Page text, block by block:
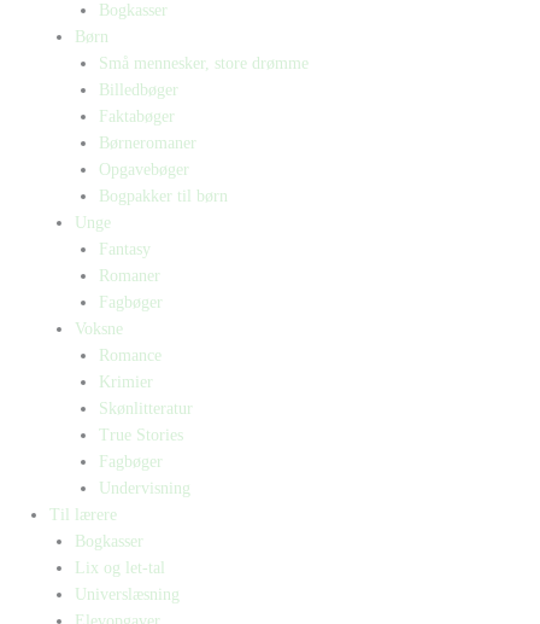
Bogkasser
Børn
Små mennesker, store drømme
Billedbøger
Faktabøger
Børneromaner
Opgavebøger
Bogpakker til børn
Unge
Fantasy
Romaner
Fagbøger
Voksne
Romance
Krimier
Skønlitteratur
True Stories
Fagbøger
Undervisning
Til lærere
Bogkasser
Lix og let-tal
Universlæsning